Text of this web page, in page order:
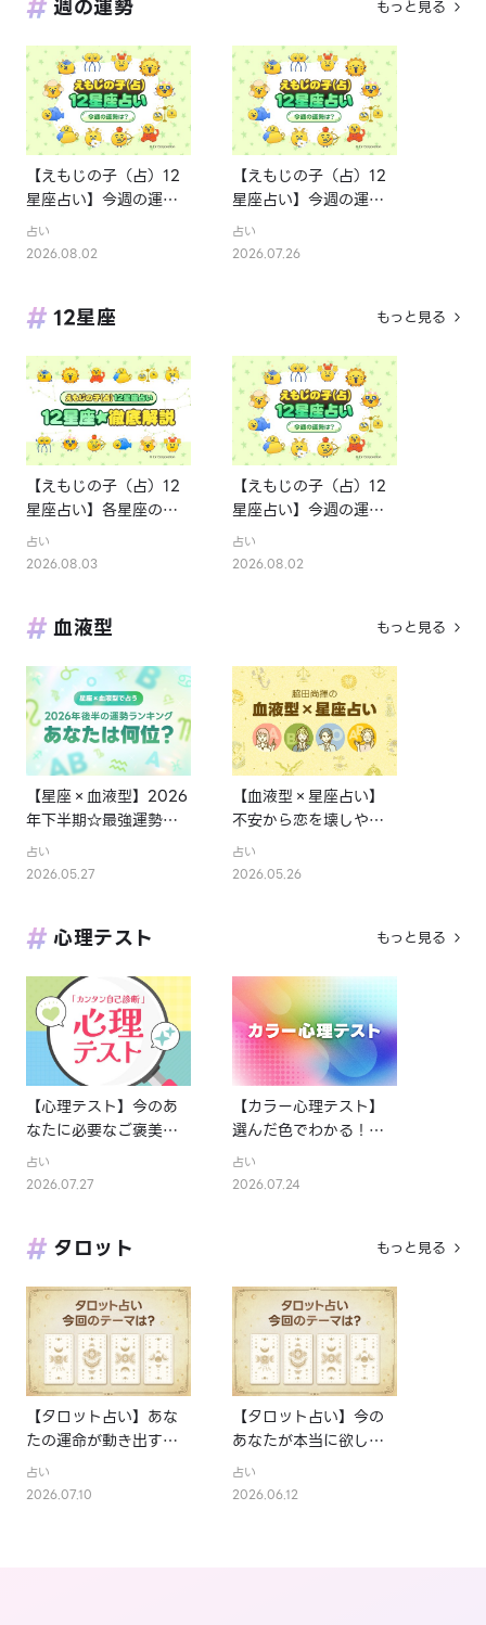
週の運勢 もっと見る
【えもじの子（占）12
星座占い】今週の運勢
ランキング！8月3日～
8月9日の運勢は？
占い
2026.08.02
【えもじの子（占）12
星座占い】今週の運勢
ランキング！7月27日
～8月2日の運勢は？
占い
2026.07.26
12星座 もっと見る
【えもじの子（占）12
星座占い】各星座のお
金の使い方と貯金の傾
向は？12星座★徹底解
占い
2026.08.03
【えもじの子（占）12
星座占い】今週の運勢
ランキング！8月3日～
8月9日の運勢は？
占い
2026.08.02
血液型 もっと見る
【星座×血液型】2026
年下半期☆最強運勢ラ
ンキング
占い
2026.05.27
【血液型×星座占い】
不安から恋を壊しやす
い女性を格付け！
占い
2026.05.26
心理テスト もっと見る
【心理テスト】今のあ
なたに必要なご褒美を
診断
占い
2026.07.27
【カラー心理テスト】
選んだ色でわかる！あ
なたの性格
占い
2026.07.24
タロット もっと見る
【タロット占い】あな
たの運命が動き出すタ
イミングは？
占い
2026.07.10
【タロット占い】今の
あなたが本当に欲しい
ものは？
占い
2026.06.12